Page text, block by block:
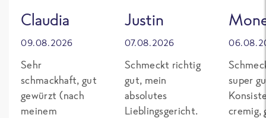
Claudia
09.08.2026
Sehr
schmackhaft, gut
gewürzt (nach
meinem
Justin
07.08.2026
Schmeckt richtig
gut, mein
absolutes
Lieblingsgericht.
super
cremig,